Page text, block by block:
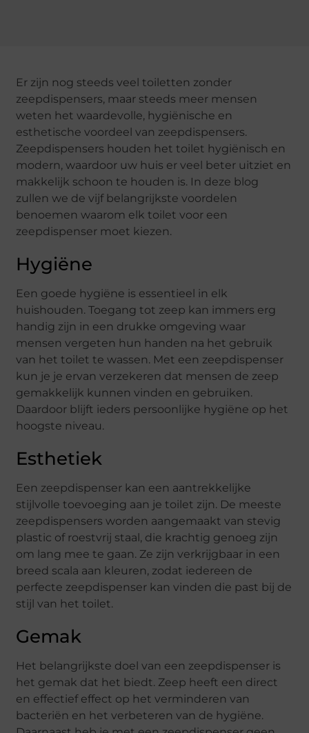
Er zijn nog steeds veel toiletten zonder
zeepdispensers, maar steeds meer mensen
weten het waardevolle, hygiënische en
esthetische voordeel van zeepdispensers.
Zeepdispensers houden het toilet hygiënisch en
modern, waardoor uw huis er veel beter uitziet en
makkelijk schoon te houden is. In deze blog
zullen we de vijf belangrijkste voordelen
benoemen waarom elk toilet voor een
zeepdispenser moet kiezen.
Hygiëne
Een goede hygiëne is essentieel in elk
huishouden. Toegang tot zeep kan immers erg
handig zijn in een drukke omgeving waar
mensen vergeten hun handen na het gebruik
van het toilet te wassen. Met een zeepdispenser
kun je je ervan verzekeren dat mensen de zeep
gemakkelijk kunnen vinden en gebruiken.
Daardoor blijft ieders persoonlijke hygiëne op het
hoogste niveau.
Esthetiek
Een zeepdispenser kan een aantrekkelijke
stijlvolle toevoeging aan je toilet zijn. De meeste
zeepdispensers worden aangemaakt van stevig
plastic of roestvrij staal, die krachtig genoeg zijn
om lang mee te gaan. Ze zijn verkrijgbaar in een
breed scala aan kleuren, zodat iedereen de
perfecte zeepdispenser kan vinden die past bij de
stijl van het toilet.
Gemak
Het belangrijkste doel van een zeepdispenser is
het gemak dat het biedt. Zeep heeft een direct
en effectief effect op het verminderen van
bacteriën en het verbeteren van de hygiëne.